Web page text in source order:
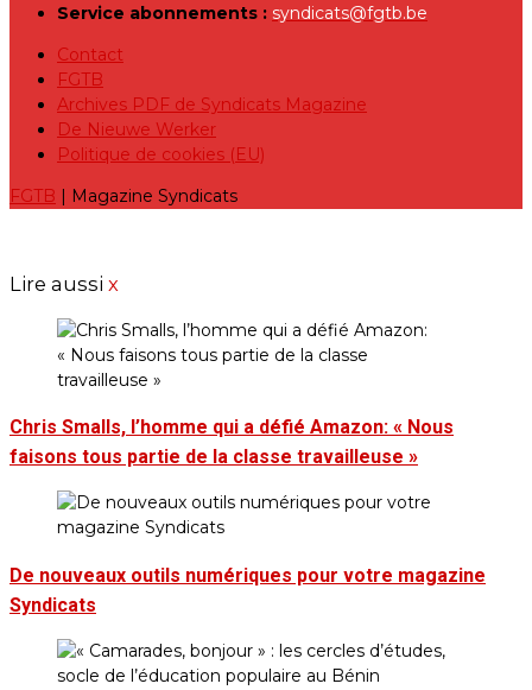
Service abonnements : syndicats@fgtb.be
Contact
FGTB
Archives PDF de Syndicats Magazine
De Nieuwe Werker
Politique de cookies (EU)
FGTB | Magazine Syndicats
Lire aussi x
Chris Smalls, l’homme qui a défié Amazon: « Nous
faisons tous partie de la classe travailleuse »
De nouveaux outils numériques pour votre magazine
Syndicats